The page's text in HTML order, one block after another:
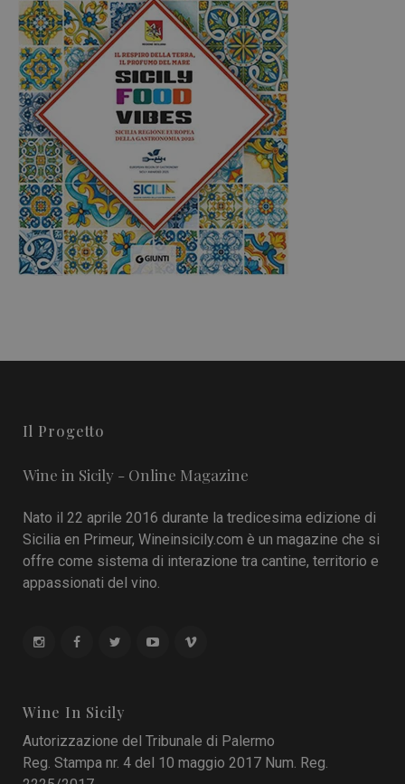
Il Progetto
Wine in Sicily - Online Magazine
Nato il 22 aprile 2016 durante la tredicesima edizione di
Sicilia en Primeur, Wineinsicily.com è un magazine che si
offre come sistema di interazione tra cantine, territorio e
appassionati del vino.
Wine In Sicily
Autorizzazione del Tribunale di Palermo
Reg. Stampa nr. 4 del 10 maggio 2017 Num. Reg.